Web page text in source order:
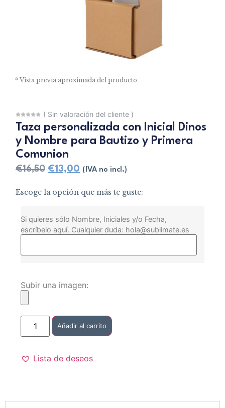
* Vista previa aproximada del producto
( Sin valoración del cliente )
Taza personalizada con Inicial Dinos
y Nombre para Bautizo y Primera
Comunion
€16,50 €13,00 (IVA no incl.)
Escoge la opción que más te guste:
Si quieres sólo Nombre, Iniciales y/o Fecha,
escríbelo aquí. Cualquier duda: hola@sublimate.es
Subir una imagen:
Añadir al carrito
Lista de deseos